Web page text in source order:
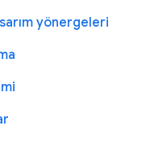
yönergeleri